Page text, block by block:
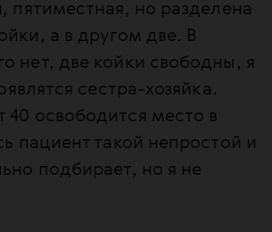
пятиместная, но разделена
а в другом две. В
нет, две койки свободны, я
сестра-хозяйка.
освободится место в
пациент такой непростой и
подбирает, но я не